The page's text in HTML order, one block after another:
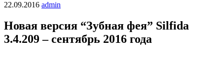
22.09.2016 admin
Новая версия “Зубная фея” Silfida
3.4.209 – сентябрь 2016 года